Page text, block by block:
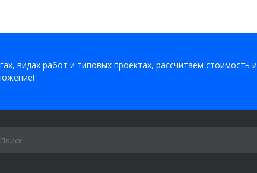
видах работ и типовых проектах, рассчитаем стоимость и